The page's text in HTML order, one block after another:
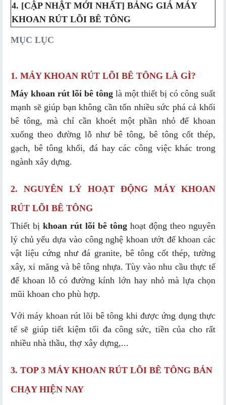
MỤC LỤC
4. [CẬP NHẬT MỚI NHẤT] BẢNG GIÁ MÁY
KHOAN RÚT LÕI BÊ TÔNG
1. MÁY KHOAN RÚT LÕI BÊ TÔNG LÀ GÌ?
Máy khoan rút lõi bê tông là một thiết bị có công suất
mạnh sẽ giúp bạn không cần tốn nhiều sức phá cả khối
bê tông, mà chỉ cần khoét một phần nhỏ để khoan
xuống theo đường lỗ như bê tông, bê tông cốt thép,
gạch, bê tông khối, đá hay các công việc khác trong
ngành xây dựng.
2. NGUYÊN LÝ HOẠT ĐỘNG MÁY KHOAN
RÚT LÕI BÊ TÔNG
Thiết bị khoan rút lõi bê tông hoạt động theo nguyên
lý chủ yếu dựa vào công nghệ khoan ướt để khoan các
vật liệu cứng như đá granite, bê tông cốt thép, tường
xây, xi măng và bê tông nhựa. Tùy vào nhu cầu thực tế
để khoan lỗ có đường kính lớn hay nhỏ mà lựa chọn
mũi khoan cho phù hợp.
Với máy khoan rút lõi bê tông khi được ứng dụng thực
tế sẽ giúp tiết kiệm tối đa công sức, tiền của cho rất
nhiều nhà thầu, thợ xây dựng,...
3. TOP 3 MÁY KHOAN RÚT LÕI BÊ TÔNG BÁN
CHẠY HIỆN NAY